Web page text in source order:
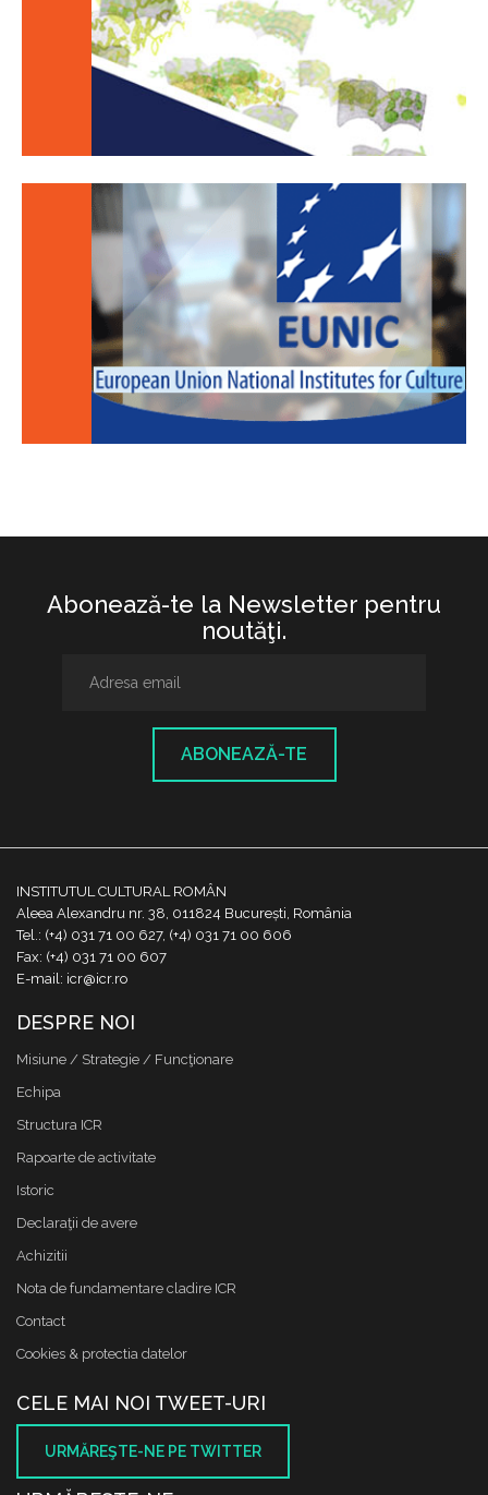
Abonează-te la Newsletter pentru
noutăţi.
ABONEAZĂ-TE
INSTITUTUL CULTURAL ROMÂN
Aleea Alexandru nr. 38, 011824 București, România
Tel.: (+4) 031 71 00 627, (+4) 031 71 00 606
Fax: (+4) 031 71 00 607
E-mail: icr@icr.ro
DESPRE NOI
Misiune / Strategie / Funcţionare
Echipa
Structura ICR
Rapoarte de activitate
Istoric
Declaraţii de avere
Achizitii
Nota de fundamentare cladire ICR
Contact
Cookies & protectia datelor
CELE MAI NOI TWEET-URI
URMĂREŞTE-NE PE TWITTER